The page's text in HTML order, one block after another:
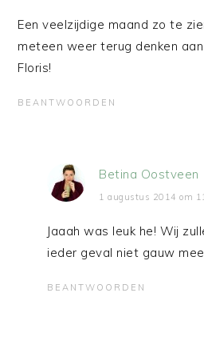
Een veelzijdige maand zo te
meteen weer terug denken
Floris!
BEANTWOORDEN
Betina Oostveen
1 augustus 2014 om
Jaaah was leuk he! Wij
ieder geval niet gauw
BEANTWOORDEN